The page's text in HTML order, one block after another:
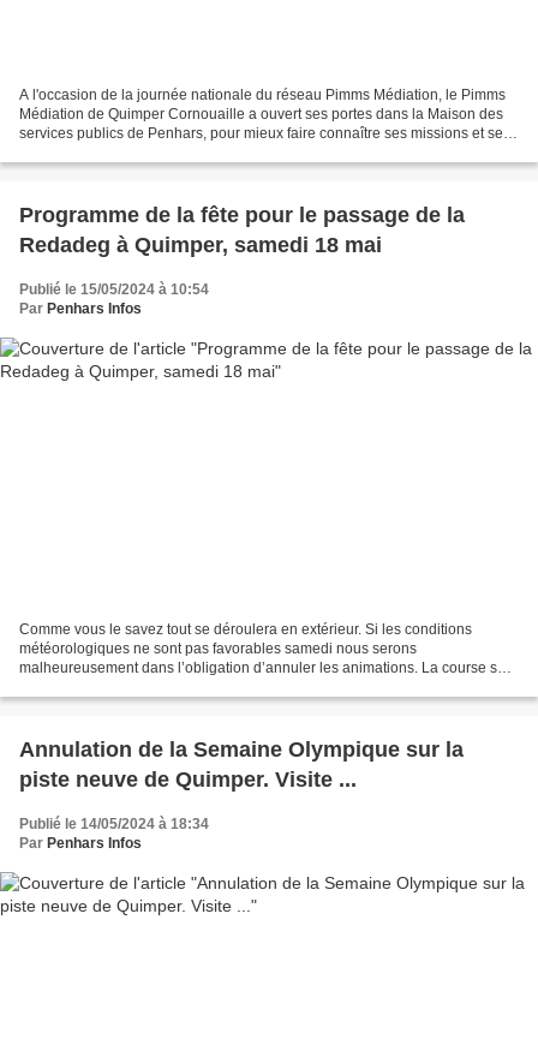
A l'occasion de la journée nationale du réseau Pimms Médiation, le Pimms
Médiation de Quimper Cornouaille a ouvert ses portes dans la Maison des
services publics de Penhars, pour mieux faire connaître ses missions et ses
Programme de la fête pour le passage de la
Redadeg à Quimper, samedi 18 mai
Publié le 15/05/2024 à 10:54
Par Penhars Infos
Comme vous le savez tout se déroulera en extérieur. Si les conditions
météorologiques ne sont pas favorables samedi nous serons
malheureusement dans l’obligation d’annuler les animations. La course sera
Annulation de la Semaine Olympique sur la
piste neuve de Quimper. Visite ...
Publié le 14/05/2024 à 18:34
Par Penhars Infos